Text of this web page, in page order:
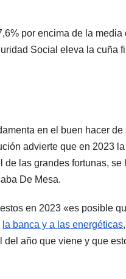
por encima de la media
Social eleva la cuña
en el buen hacer de
advierte que en 2023 la
de las grandes fortunas, se
De Mesa.
en 2023 «es posible
la banca y a las energéticas
año que viene y que